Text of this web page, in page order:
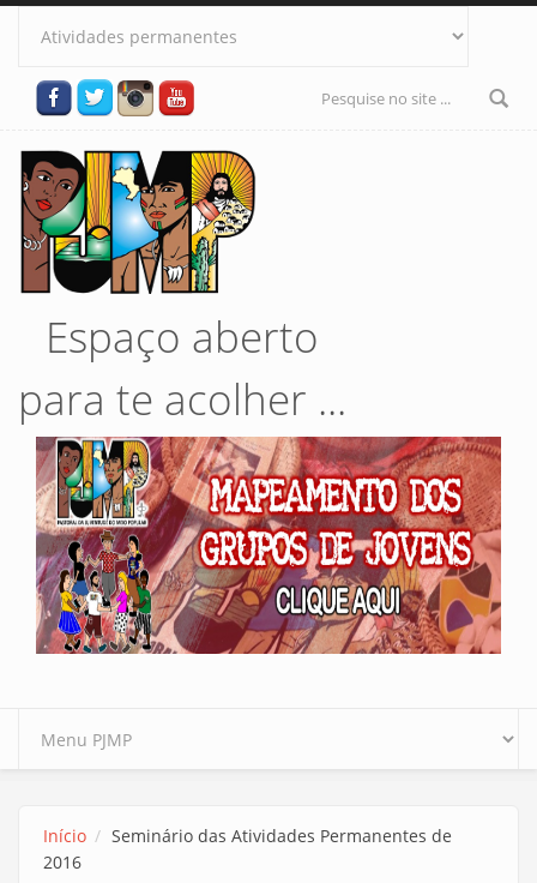
Pular para o conteúdo principal
Formulário
Espaço aberto
para te acolher ...
Início
Seminário das Atividades Permanentes de
2016